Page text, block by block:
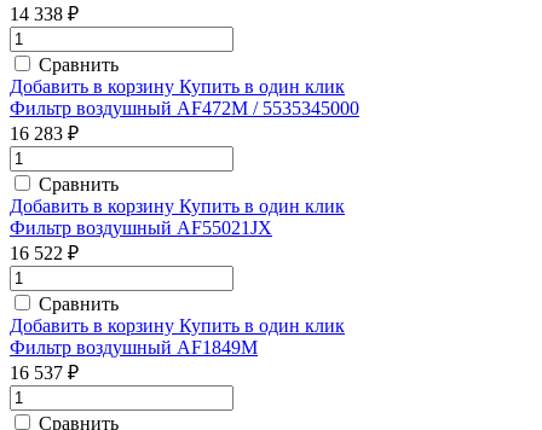
14 338 ₽
Сравнить
Добавить в корзину Купить в один клик
Фильтр воздушный AF472M / 5535345000
16 283 ₽
Сравнить
Добавить в корзину Купить в один клик
Фильтр воздушный AF55021JX
16 522 ₽
Сравнить
Добавить в корзину Купить в один клик
Фильтр воздушный AF1849M
16 537 ₽
Сравнить